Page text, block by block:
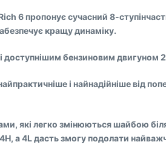
6 пропонує сучасний 8-
кращу динаміку.
доступнішим бензиновим двигуном
і найнадійніше від
які легко змінюються шайбою
а 4L дасть змогу подолати